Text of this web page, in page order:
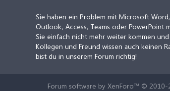
Sie haben ein Problem mit Microsoft Word,
Outlook, Access, Teams oder PowerPoint
Sie einfach nicht mehr weiter kommen
Kollegen und Freund wissen auch keinen
bist du in unserem Forum richtig!
Forum software by XenForo™ © 2010-